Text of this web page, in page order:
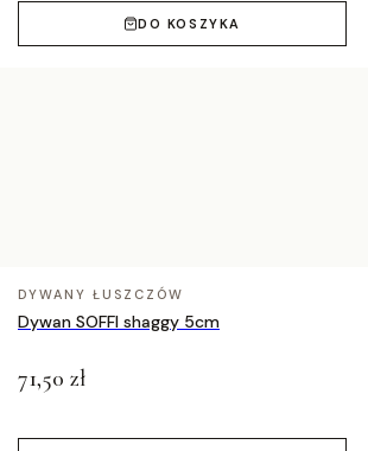
DO KOSZYKA
DYWANY ŁUSZCZÓW
Dywan SOFFI shaggy 5cm
71,50 zł